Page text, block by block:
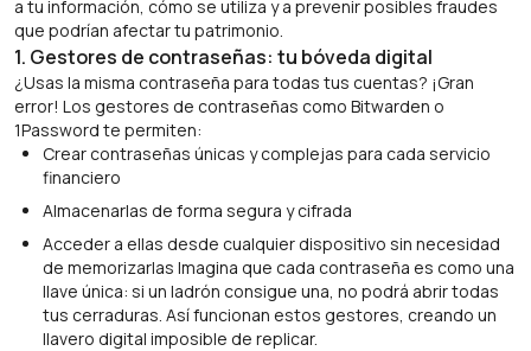
a tu información, cómo se utiliza y a prevenir posibles fraudes
que podrían afectar tu patrimonio.
1. Gestores de contraseñas: tu bóveda digital
¿Usas la misma contraseña para todas tus cuentas? ¡Gran
error! Los gestores de contraseñas como Bitwarden o
1Password te permiten:
Crear contraseñas únicas y complejas para cada servicio
financiero
Almacenarlas de forma segura y cifrada
Acceder a ellas desde cualquier dispositivo sin necesidad
de memorizarlas Imagina que cada contraseña es como una
llave única: si un ladrón consigue una, no podrá abrir todas
tus cerraduras. Así funcionan estos gestores, creando un
llavero digital imposible de replicar.